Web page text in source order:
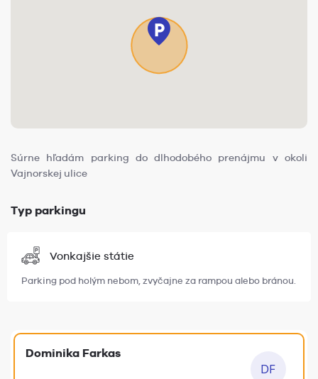
Súrne hľadám parking do dlhodobého prenájmu v okoli
Vajnorskej ulice
Typ parkingu
Vonkajšie státie
Parking pod holým nebom, zvyčajne za rampou alebo bránou.
Dominika Farkas